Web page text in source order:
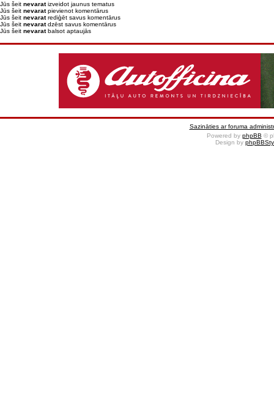
Jūs šeit nevaratizveidot jaunus tematus
Jūs šeit nevaratpievienot komentārus
Jūs šeit nevaratrediģēt savus komentārus
Jūs šeit nevaratdzēst savus komentārus
Jūs šeit nevaratbalsot aptaujās
Sazināties ar foruma
Powered by phpBB ©
Design by